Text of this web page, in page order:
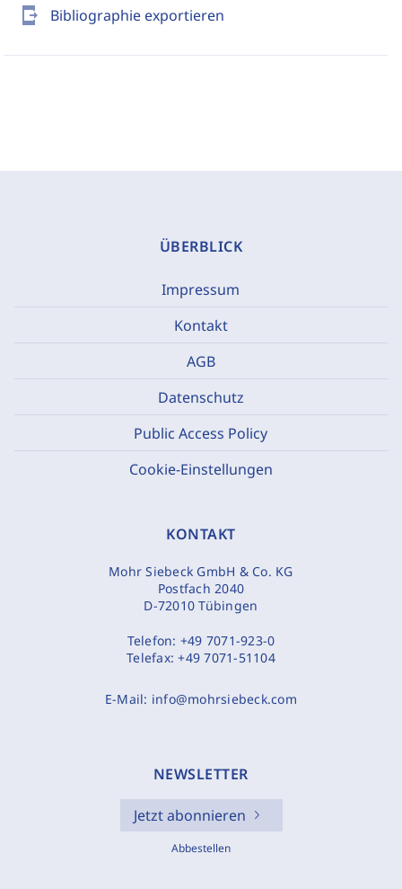
send_to_mobile Bibliographie exportieren
ÜBERBLICK
Impressum
Kontakt
AGB
Datenschutz
Public Access Policy
Cookie-Einstellungen
KONTAKT
Mohr Siebeck GmbH & Co. KG
Postfach 2040
D-72010 Tübingen
Telefon: +49 7071-923-0
Telefax:+49 7071-51104
E-Mail: info@mohrsiebeck.com
NEWSLETTER
Jetzt abonnieren
Abbestellen